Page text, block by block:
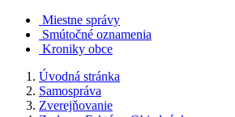
Miestne správy
Smútočné oznamenia
Kroniky obce
Úvodná stránka
Samospráva
Zverejňovanie